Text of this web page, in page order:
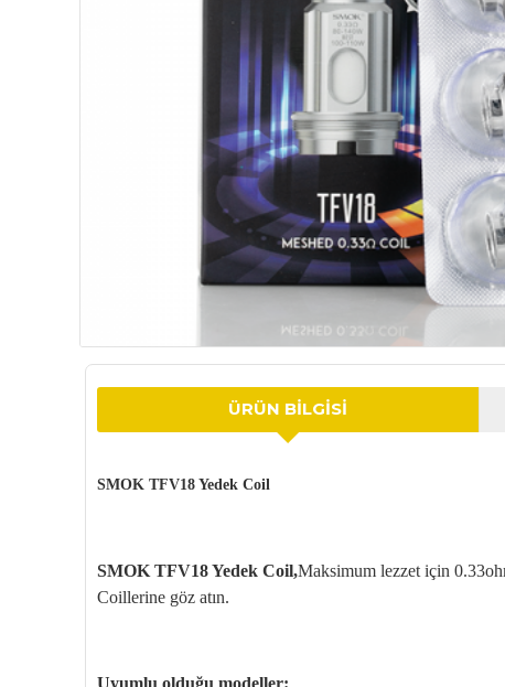
ÜRÜN BILGISI
SMOK TFV18 Yedek Coil
SMOK TFV18 Yedek Coil,Maksimum lezzet için
Coillerine göz atın.
Uyumlu olduğu modeller: